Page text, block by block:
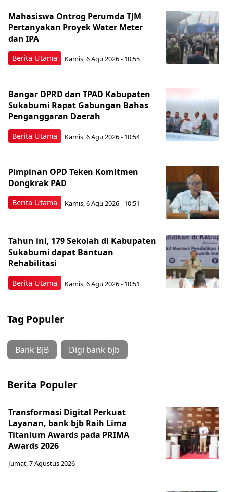
Berita Utama
Mahasiswa Ontrog Perumda TJM
Pertanyakan Proyek Water Meter
dan IPA
Kamis, 6 Agu 2026 - 10:55
Berita Utama
Bangar DPRD dan TPAD Kabupaten
Sukabumi Rapat Gabungan Bahas
Penganggaran Daerah
Kamis, 6 Agu 2026 - 10:54
Berita Utama
Pimpinan OPD Teken Komitmen
Dongkrak PAD
Kamis, 6 Agu 2026 - 10:51
Berita Utama
Tahun ini, 179 Sekolah di Kabupaten
Sukabumi dapat Bantuan
Rehabilitasi
Kamis, 6 Agu 2026 - 10:51
Tag Populer
Bank BJB Digi bank bjb
Berita Populer
Transformasi Digital Perkuat
Layanan, bank bjb Raih Lima
Titanium Awards pada PRIMA
Awards 2026
Jumat, 7 Agustus 2026